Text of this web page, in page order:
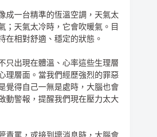
成一台精準的恆溫空調，天氣太
；天氣太冷時，它會吹暖氣。目
在相對舒適、穩定的狀態。
只出現在體溫、心率這些生理層
理層面。當我們經歷強烈的罪惡
覺得自己一無是處時，大腦也會
動警報，提醒我們現在壓力太大
責罵，或接到壞消息時，大腦會